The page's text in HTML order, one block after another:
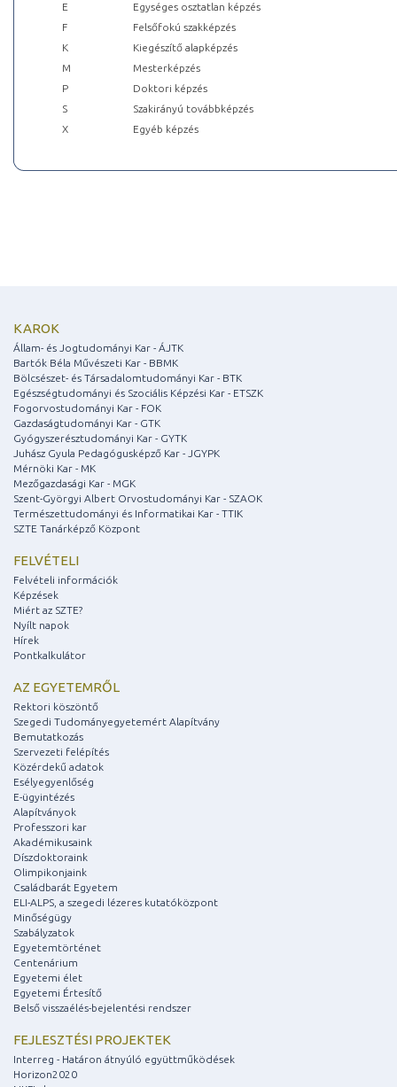
E
Egységes osztatlan képzés
F
Felsőfokú szakképzés
K
Kiegészítő alapképzés
M
Mesterképzés
P
Doktori képzés
S
Szakirányú továbbképzés
X
Egyéb képzés
KAROK
Állam- és Jogtudományi Kar - ÁJTK
Bartók Béla Művészeti Kar - BBMK
Bölcsészet- és Társadalomtudományi Kar - BTK
Egészségtudományi és Szociális Képzési Kar - ETSZK
Fogorvostudományi Kar - FOK
Gazdaságtudományi Kar - GTK
Gyógyszerésztudományi Kar - GYTK
Juhász Gyula Pedagógusképző Kar - JGYPK
Mérnöki Kar - MK
Mezőgazdasági Kar - MGK
Szent-Györgyi Albert Orvostudományi Kar - SZAOK
Természettudományi és Informatikai Kar - TTIK
SZTE Tanárképző Központ
FELVÉTELI
Felvételi információk
Képzések
Miért az SZTE?
Nyílt napok
Hírek
Pontkalkulátor
AZ EGYETEMRŐL
Rektori köszöntő
Szegedi Tudományegyetemért Alapítvány
Bemutatkozás
Szervezeti felépítés
Közérdekű adatok
Esélyegyenlőség
E-ügyintézés
Alapítványok
Professzori kar
Akadémikusaink
Díszdoktoraink
Olimpikonjaink
Családbarát Egyetem
ELI-ALPS, a szegedi lézeres kutatóközpont
Minőségügy
Szabályzatok
Egyetemtörténet
Centenárium
Egyetemi élet
Egyetemi Értesítő
Belső visszaélés-bejelentési rendszer
FEJLESZTÉSI PROJEKTEK
Interreg - Határon átnyúló együttműködések
Horizon2020